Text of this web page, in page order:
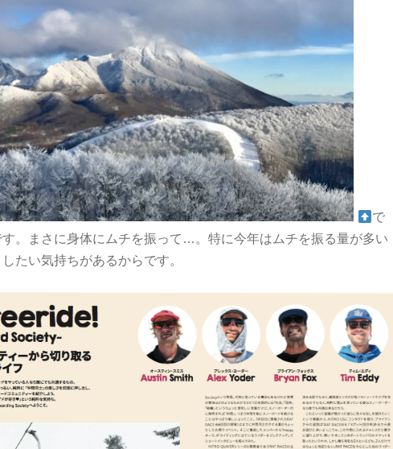
で
。まさに身体にムチを振って…。特に今年はムチを振る量が多い
たい気持ちがあるからです。